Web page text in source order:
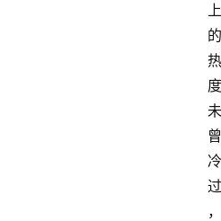
上
的
热
度
未
曾
冷
过
，